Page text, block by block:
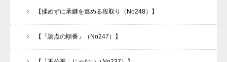
【揉めずに承継を進める段取り（No248）】
【「論点の順番」（No247）】